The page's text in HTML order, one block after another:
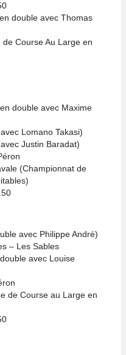
double avec Thomas
Course Au Large en
double avec Maxime
Lomano Takasi)
Justin Baradat)
(Championnat de
avec Philippe André)
– Les Sables
avec Louise
de Course au Large en